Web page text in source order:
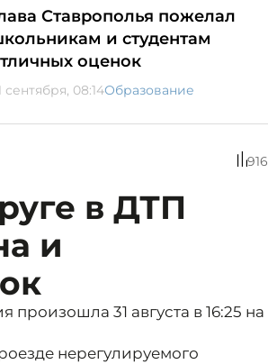
Ставрополья пожелал
и студентам
оценок
сентября, 08:14Образование
916
в ДТП
и
31 августа в 16:25 на
нерегулируемого